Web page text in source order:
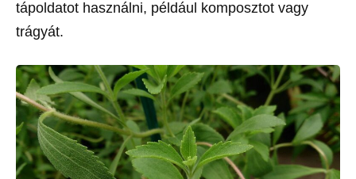
tápoldatot használni, például komposztot vagy
trágyát.